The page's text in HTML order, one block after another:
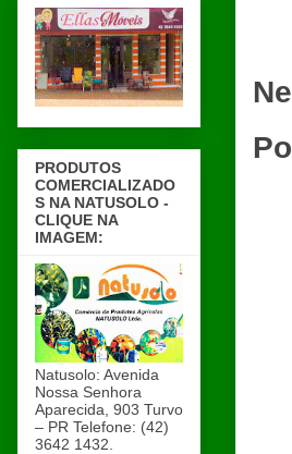
PRODUTOS
COMERCIALIZADO
S NA NATUSOLO -
CLIQUE NA
IMAGEM:
Natusolo: Avenida
Nossa Senhora
Aparecida, 903 Turvo
– PR Telefone: (42)
3642 1432.